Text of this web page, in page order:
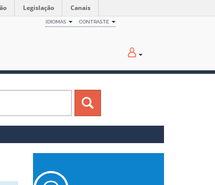
Legislação Canais
IDIOMAS CONTRASTE